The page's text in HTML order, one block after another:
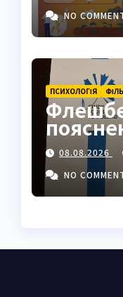
NO
ПСИХОЛОГІЯ
житті
08.08.2026
NO